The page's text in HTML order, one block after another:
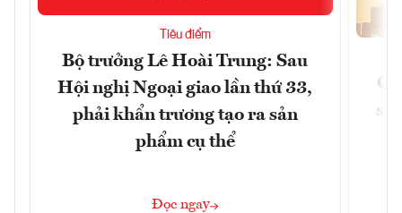
Tiêu điểm
Bộ trưởng Lê Hoài Trung: Sau
Hội nghị Ngoại giao lần thứ 33,
phải khẩn trương tạo ra sản
phẩm cụ thể
Đọc ngay